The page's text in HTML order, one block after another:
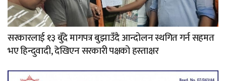
सरकारलाई १३ बुँदे मागपत्र बुझाउँदै आन्दोलन स्थगित गर्न सहमत
भए हिन्दुवादी, देखिएन सरकारी पक्षको हस्ताक्षर